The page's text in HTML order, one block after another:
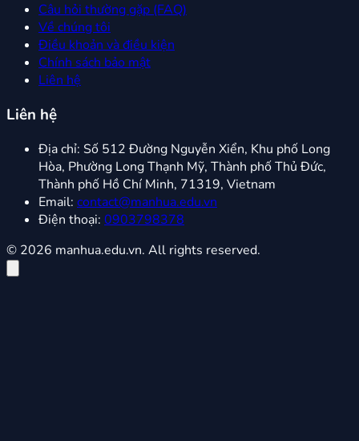
Câu hỏi thường gặp (FAQ)
Về chúng tôi
Điều khoản và điều kiện
Chính sách bảo mật
Liên hệ
Liên hệ
Địa chỉ: Số 512 Đường Nguyễn Xiển, Khu phố Long
Hòa, Phường Long Thạnh Mỹ, Thành phố Thủ Đức,
Thành phố Hồ Chí Minh, 71319, Vietnam
Email: contact@manhua.edu.vn
Điện thoại: 0903798378
© 2026 manhua.edu.vn. All rights reserved.